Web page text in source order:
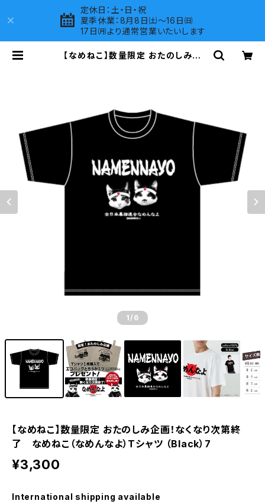
定休日：土・日・祝
夏季休業：8月8日㈯～16日㈰
17日㈪より通常営業いたいします
【なめねこ】数量限定 おたのしみ企
1 /6
【なめねこ】数量限定 おたのしみ企画！なくなり次第終
了 なめねこ（なめんなよ）Tシャツ （Black）7
¥3,300
International shipping available